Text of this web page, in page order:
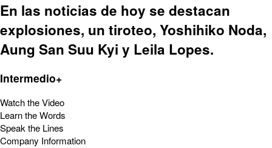
En las noticias de hoy se destacan
explosiones, un tiroteo, Yoshihiko Noda,
Aung San Suu Kyi y Leila Lopes.
Intermedio+
Watch the Video
Learn the Words
Speak the Lines
Company Information